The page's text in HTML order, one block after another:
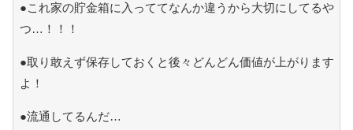
●これ家の貯金箱に入っててなんか違うから大切にしてるや
つ…！！！
●取り敢えず保存しておくと後々どんどん価値が上がります
よ！
●流通してるんだ…